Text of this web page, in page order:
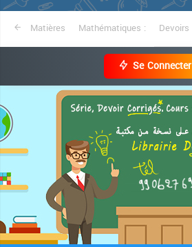
Matières Mathématiques : Devoirs
Se Connecter